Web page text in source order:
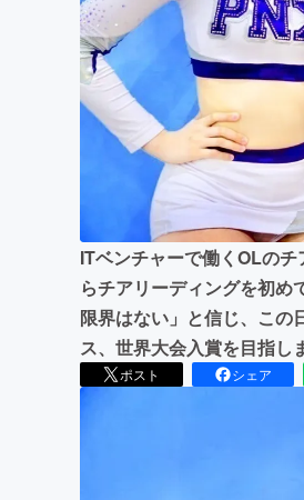
まちづくり
ITベンチャーで働くOLの
らチアリーディングを初め
限界はない」と信じ、この
ス、世界大会入賞を目指し
ポスト シェア